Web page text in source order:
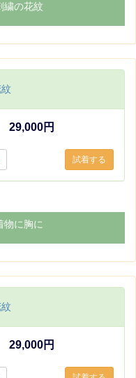
繍の花紋
29,000円
物に胸に
29,000円